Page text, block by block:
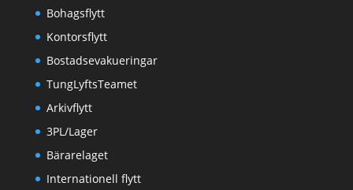
Bohagsflytt
Kontorsflytt
Bostadsevakueringar
TungLyftsTeamet
Arkivflytt
3PL/Lager
Bärarelaget
Internationell flytt